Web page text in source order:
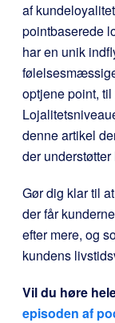
af
pointbaserede
har en unik
optjene point,
denne artikel
der
Gør dig klar til
der får
efter mere, og
kundens
Vil du høre
episoden af